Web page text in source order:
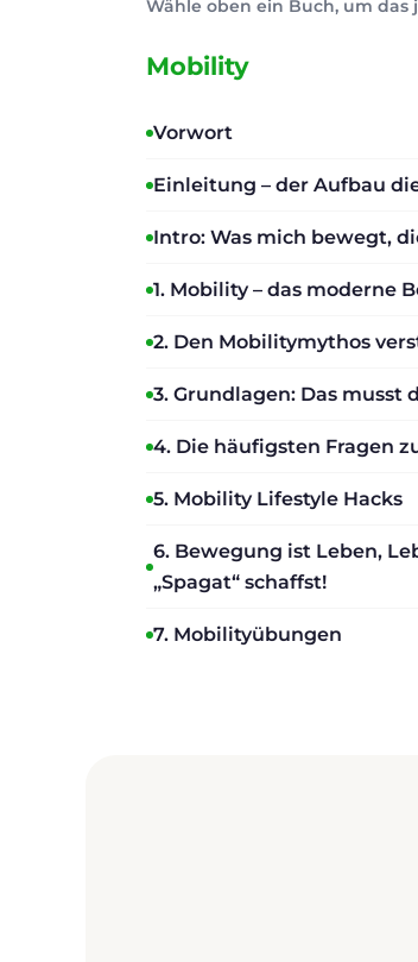
Wähle oben ein Buch, um das
Mobility
Vorwort
Einleitung – der Aufbau
Intro: Was mich bewegt,
1. Mobility – das moderne
2. Den Mobilitymythos
3. Grundlagen: Das musst
4. Die häufigsten Fragen
5. Mobility Lifestyle Hacks
6. Bewegung ist Leben,
„Spagat“ schaffst!
7. Mobilityübungen